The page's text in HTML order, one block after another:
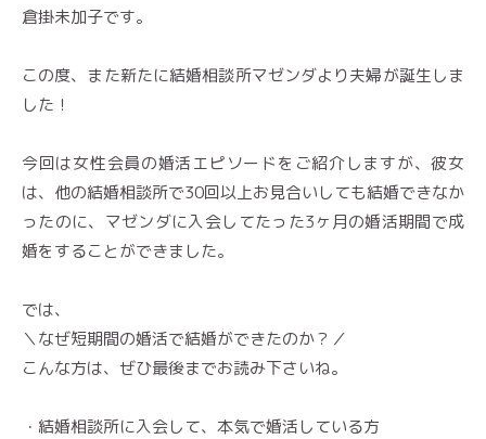
倉掛未加子です。
この度、また新たに結婚相談所マゼンダより夫婦が誕生しま
した！
今回は女性会員の婚活エピソードをご紹介しますが、彼女
は、他の結婚相談所で30回以上お見合いしても結婚できなか
ったのに、マゼンダに入会してたった3ヶ月の婚活期間で成
婚をすることができました。
では、
＼なぜ短期間の婚活で結婚ができたのか？／
こんな方は、ぜひ最後までお読み下さいね。
・結婚相談所に入会して、本気で婚活している方